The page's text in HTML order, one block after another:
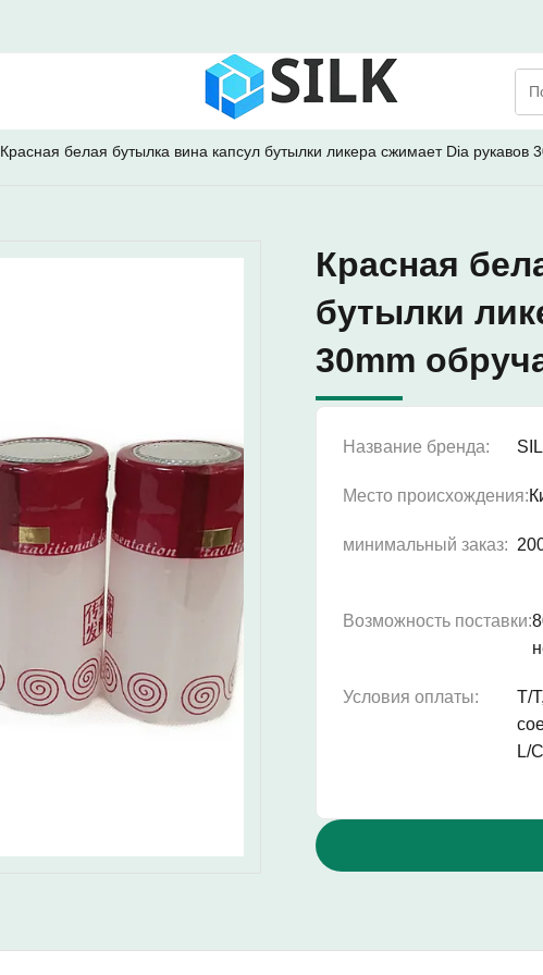
Красная белая бутылка вина капсул бутылки ликера сжимает Dia рукавов
Красная
бутылки
30mm
Название бренда:
Место происхождения:
минимальный заказ:
Возможность поставки:
Условия оплаты:
T/
L/C